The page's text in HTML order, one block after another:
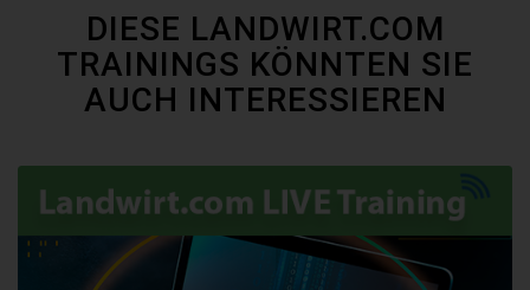
DIESE LANDWIRT.COM
TRAININGS KÖNNTEN SIE
AUCH INTERESSIEREN